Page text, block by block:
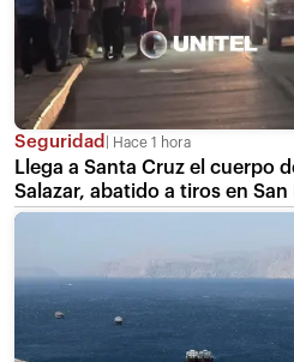
Seguridad Hace 1 hora
Llega a Santa Cruz el cuerpo
Salazar, abatido a tiros en San